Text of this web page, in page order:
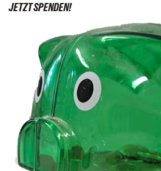
JETZT SPENDEN!